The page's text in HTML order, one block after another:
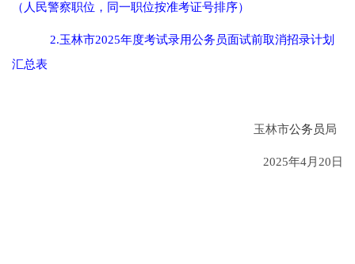
（人民警察职位，同一职位按准考证号排序）
2.玉林市2025年度考试录用公务员面试前取消招录计划
汇总表
玉林市公务员局
2025年4月20日